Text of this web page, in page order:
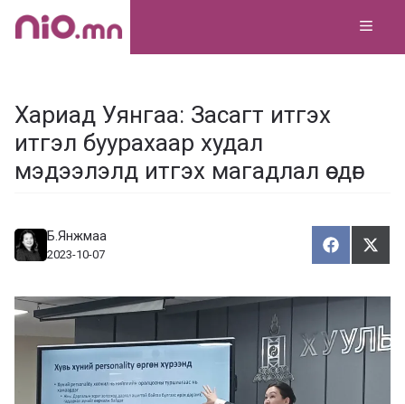
Skip
Хариад Уянгаа: Засагт итгэх
итгэл буурахаар худал
мэдээлэлд итгэх магадлал өсдөг
Б.Янжмаа
2023-10-07
Х
у
а
л
ц
а
Т
э
х